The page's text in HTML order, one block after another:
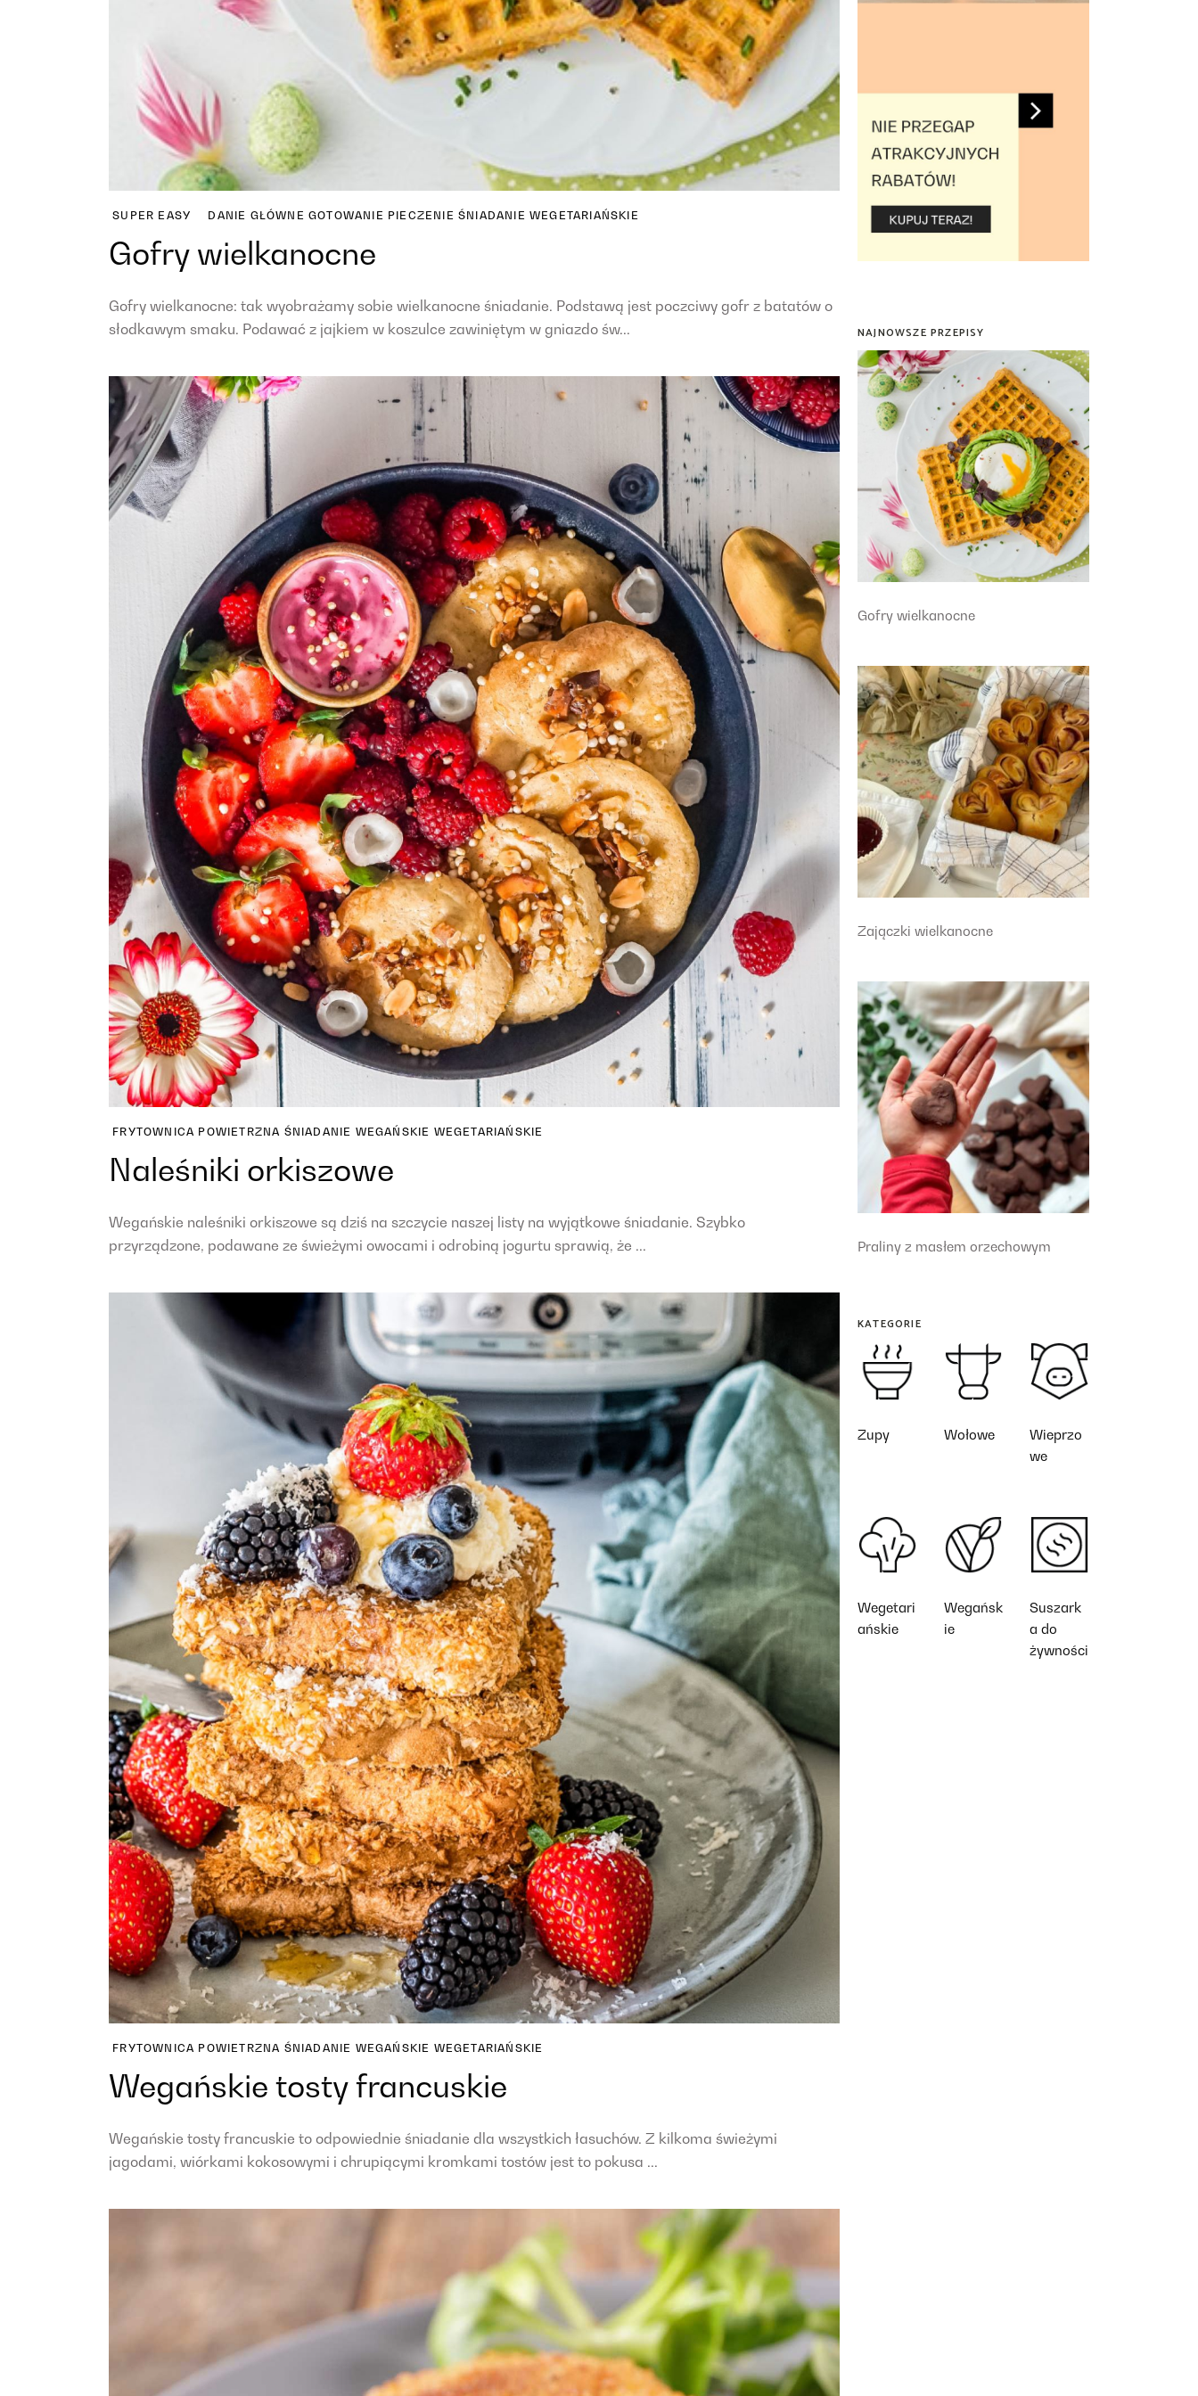
SUPER EASY DANIE GŁÓWNEGOTOWANIE PIECZENIEŚNIADANIEWEGETARIAŃSKIE
Gofry wielkanocne
Gofry wielkanocne: tak wyobrażamy sobie wielkanocne śniadanie. Podstawą jest poczciwy gofr z batatów o
słodkawym smaku. Podawać z jajkiem w koszulce zawiniętym w gniazdo św...
FRYTOWNICA POWIETRZNA ŚNIADANIE WEGAŃSKIE WEGETARIAŃSKIE
Naleśniki orkiszowe
Wegańskie naleśniki orkiszowe są dziś na szczycie naszej listy na wyjątkowe śniadanie. Szybko
przyrządzone, podawane ze świeżymi owocami i odrobiną jogurtu sprawią, że ...
FRYTOWNICA POWIETRZNA ŚNIADANIE WEGAŃSKIE WEGETARIAŃSKIE
Wegańskie tosty francuskie
Wegańskie tosty francuskie to odpowiednie śniadanie dla wszystkich łasuchów. Z kilkoma świeżymi
jagodami, wiórkami kokosowymi i chrupiącymi kromkami tostów jest to pokusa ...
NAJNOWSZE PRZEPISY
Gofry wielkanocne
Zajączki wielkanocne
Praliny z masłem orzechowym
KATEGORIE
Zupy Wołowe
Wieprzo
we
Wegetari
ańskie
Wegańsk
ie
Suszark
a do
żywności